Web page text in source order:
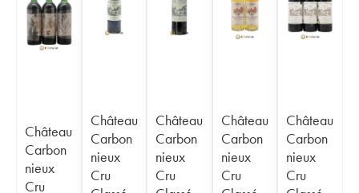
Château
Carbon
nieux
Cru
Château
Carbon
nieux
Cru
Château
Carbon
nieux
Cru
Château
Carbon
nieux
Cru
Château
Carbon
nieux
Cru